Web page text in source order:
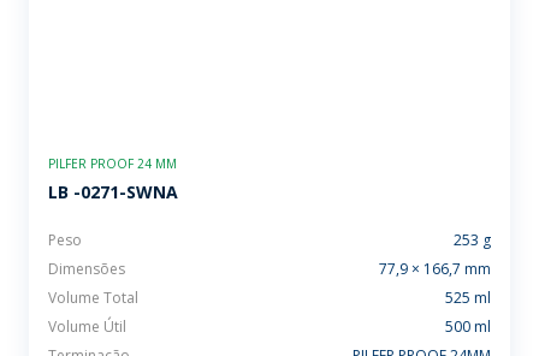
PILFER PROOF 24 MM
LB -0271-SWNA
Peso
253 g
Dimensões
77,9 × 166,7 mm
Volume Total
525 ml
Volume Útil
500 ml